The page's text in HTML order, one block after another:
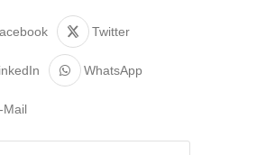
Twitter
WhatsApp
Mail